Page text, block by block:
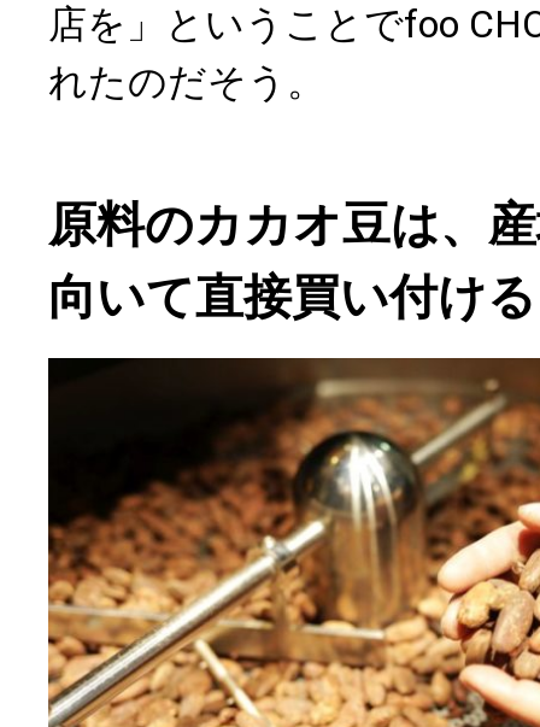
店を」ということでfoo
れたのだそう。
原料のカカオ豆は、
向いて直接買い付け